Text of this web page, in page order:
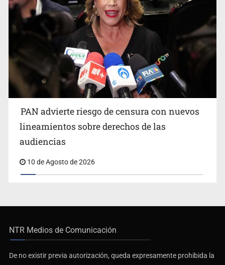
PAN advierte riesgo de censura con nuevos
lineamientos sobre derechos de las
audiencias
10 de Agosto de 2026
NTR Medios de Comunicación
De no existir previa autorización, queda expresamente prohibida la